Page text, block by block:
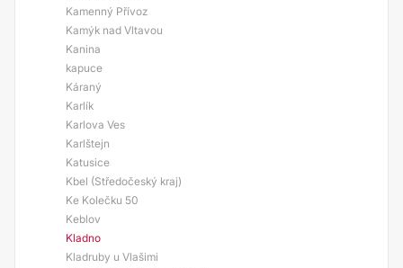
Kamenný Přívoz
Kamýk nad Vltavou
Kanina
kapuce
Káraný
Karlík
Karlova Ves
Karlštejn
Katusice
Kbel (Středočeský kraj)
Ke Kolečku 50
Keblov
Kladno
Kladruby u Vlašimi